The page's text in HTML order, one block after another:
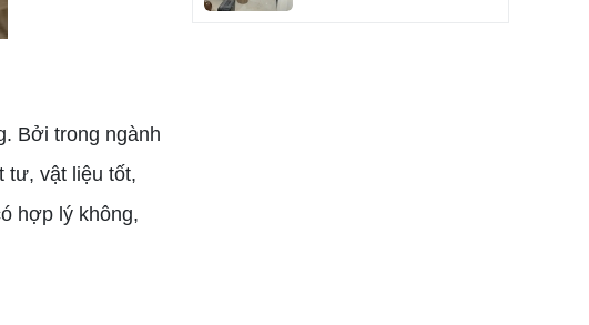
Bởi trong ngành
tư, vật liệu tốt,
hợp lý không,